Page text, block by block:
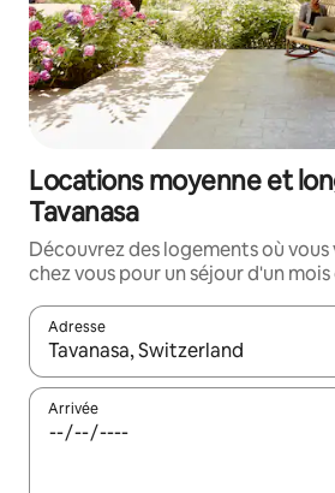
Locations moyenne et
Tavanasa
Découvrez des logements où
chez vous pour un séjour d'un mois
Adresse
Lorsque les résultats s'affichent,
Arrivée